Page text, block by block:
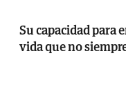
Su capacidad para
vida que no